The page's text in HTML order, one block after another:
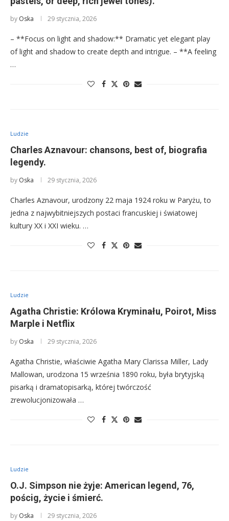
by Oska 29 stycznia, 2026
– **Focus on light and shadow:** Dramatic yet elegant play
of light and shadow to create depth and intrigue. – **A feeling
…
Ludzie
Charles Aznavour: chansons, best of, biografia
legendy.
by Oska 29 stycznia, 2026
Charles Aznavour, urodzony 22 maja 1924 roku w Paryżu, to
jedna z najwybitniejszych postaci francuskiej i światowej
kultury XX i XXI wieku. …
Ludzie
Agatha Christie: Królowa Kryminału, Poirot, Miss
Marple i Netflix
by Oska 29 stycznia, 2026
Agatha Christie, właściwie Agatha Mary Clarissa Miller, Lady
Mallowan, urodzona 15 września 1890 roku, była brytyjską
pisarką i dramatopisarką, której twórczość
zrewolucjonizowała …
Ludzie
O.J. Simpson nie żyje: American legend, 76,
pościg, życie i śmierć.
by Oska 29 stycznia, 2026